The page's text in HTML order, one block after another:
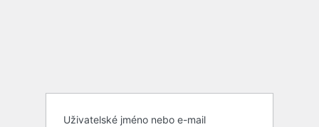
Uživatelské jméno nebo e-mail